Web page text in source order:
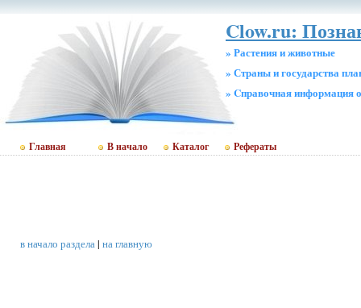
Clow.ru:
» Растения и животные
» Страны и государства
» Cправочная информация
Главная В начало Каталог Рефераты
в начало раздела| на главную